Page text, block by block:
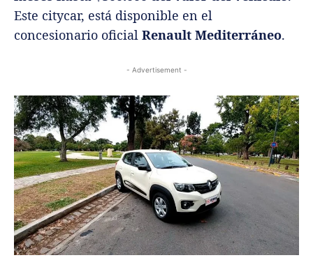
Este citycar, está disponible en el
concesionario oficial Renault Mediterráneo.
- Advertisement -